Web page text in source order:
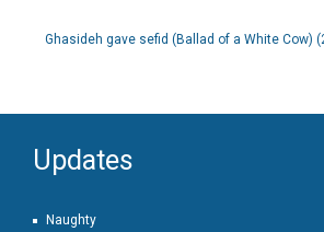
Ghasideh gave sefid (Ballad of a White Cow)
Updates
Naughty